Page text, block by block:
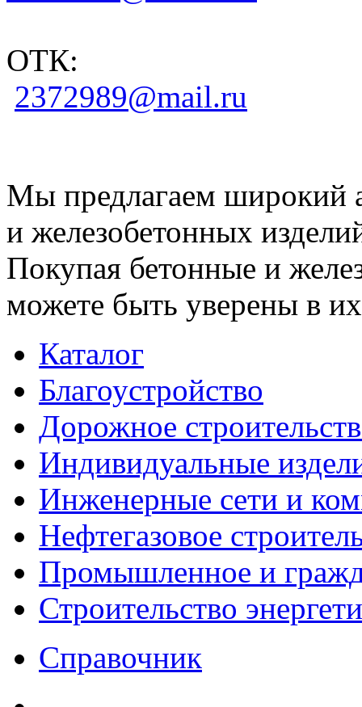
ОТК:
2372989@mail.ru
Мы предлагаем широкий
и железобетонных
Покупая бетонные и
можете быть уверены в их
Каталог
Благоустройство
Дорожное
Индивидуальные
Инженерные сети и
Нефтегазовое
Промышленное и
Строительство
Справочник